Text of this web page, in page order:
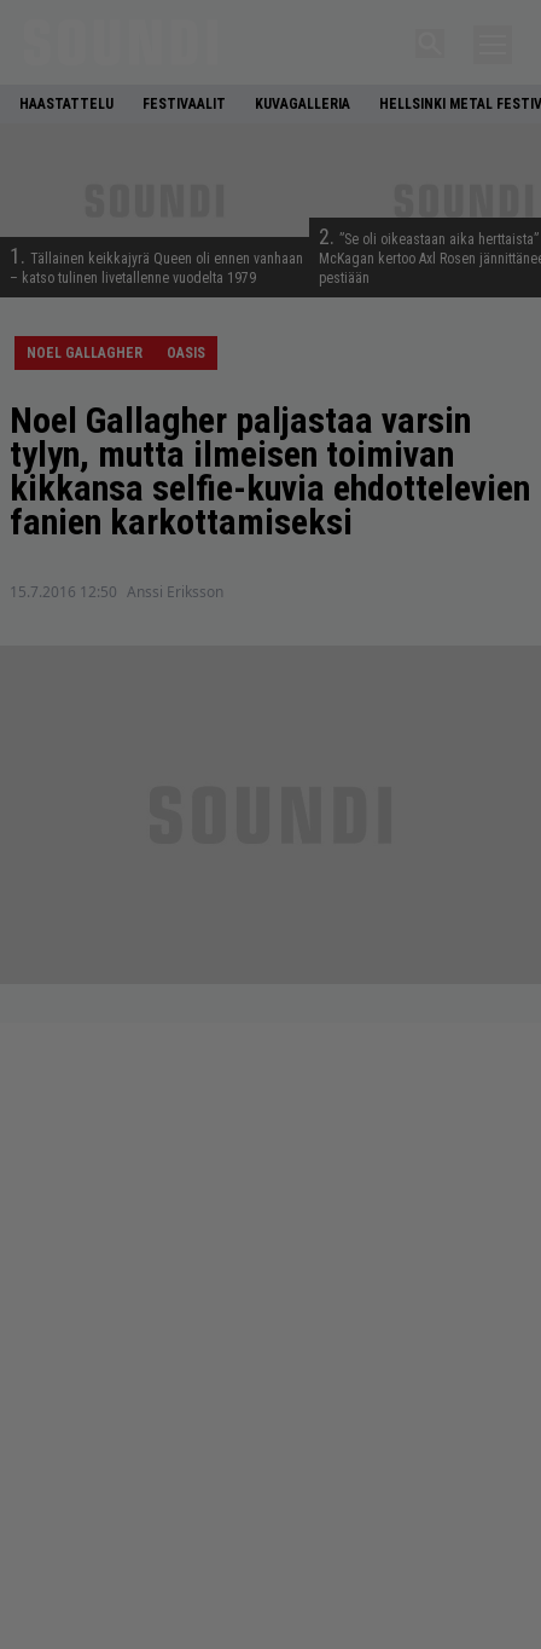
HAASTATTELU FESTIVAALIT KUVAGALLERIA HELLSINKI METAL
1. Tällainen keikkajyrä Queen oli ennen vanhaan
– katso tulinen livetallenne vuodelta 1979
2. ”Se oli oikeastaan aika
McKagan kertoo Axl Rosen
pestiään
NOEL GALLAGHER OASIS
Noel Gallagher paljastaa varsin
tylyn, mutta ilmeisen toimivan
kikkansa selfie-kuvia ehdottelevien
fanien karkottamiseksi
15.7.2016 12:50 Anssi Eriksson